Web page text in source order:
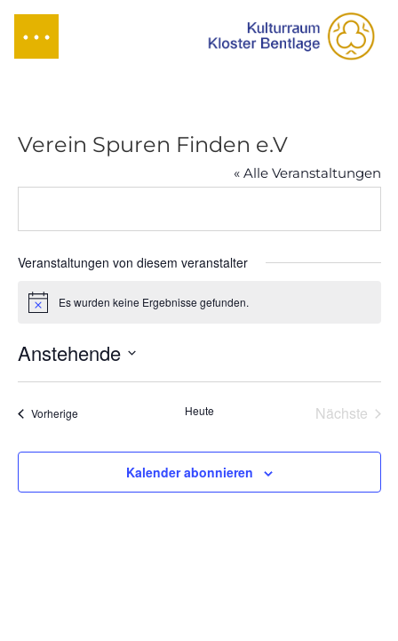
Verein Spuren Finden e.V
« Alle Veranstaltungen
Veranstaltungen von diesem veranstalter
HinweisEs wurden keine Ergebnisse gefunden.
Anstehende
Datum
wählen.
VorherigeVeranstaltungen Heute
Nächste
Kalender abonnieren